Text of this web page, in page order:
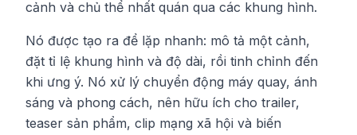
cảnh và chủ thể nhất quán qua các khung hình.
Nó được tạo ra để lặp nhanh: mô tả một cảnh,
đặt tỉ lệ khung hình và độ dài, rồi tinh chỉnh đến
khi ưng ý. Nó xử lý chuyển động máy quay, ánh
sáng và phong cách, nên hữu ích cho trailer,
teaser sản phẩm, clip mạng xã hội và biến